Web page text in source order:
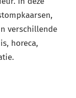
verschillende
horeca,